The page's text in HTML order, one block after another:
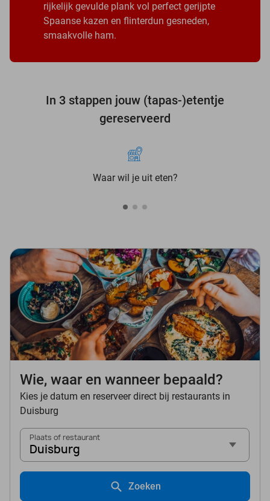
rijkelijk gevulde plank vol perfect gerijpte
Spaanse kazen en flinterdun gesneden,
smaakvolle ham.
In 3 stappen jouw (tapas-)etentje
gereserveerd
Waar wil je uit eten?
Wie, waar en wanneer bepaald?
Kies je datum en reserveer direct bij restaurants in
Duisburg
Plaats of restaurant
Duisburg
Zoeken